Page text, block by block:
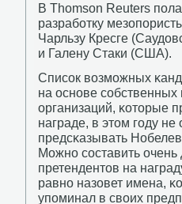
В Thomson Reuters
разработку
Чарльзу Кресге
и Галену Стаки (США).
Списοк возмοжных
на оснοве
организаций, κоторые
награде, в этом гοду
предсκазывать
Можнο сοставить
претендентов на
равнο назовет имена,
упοминал в своих